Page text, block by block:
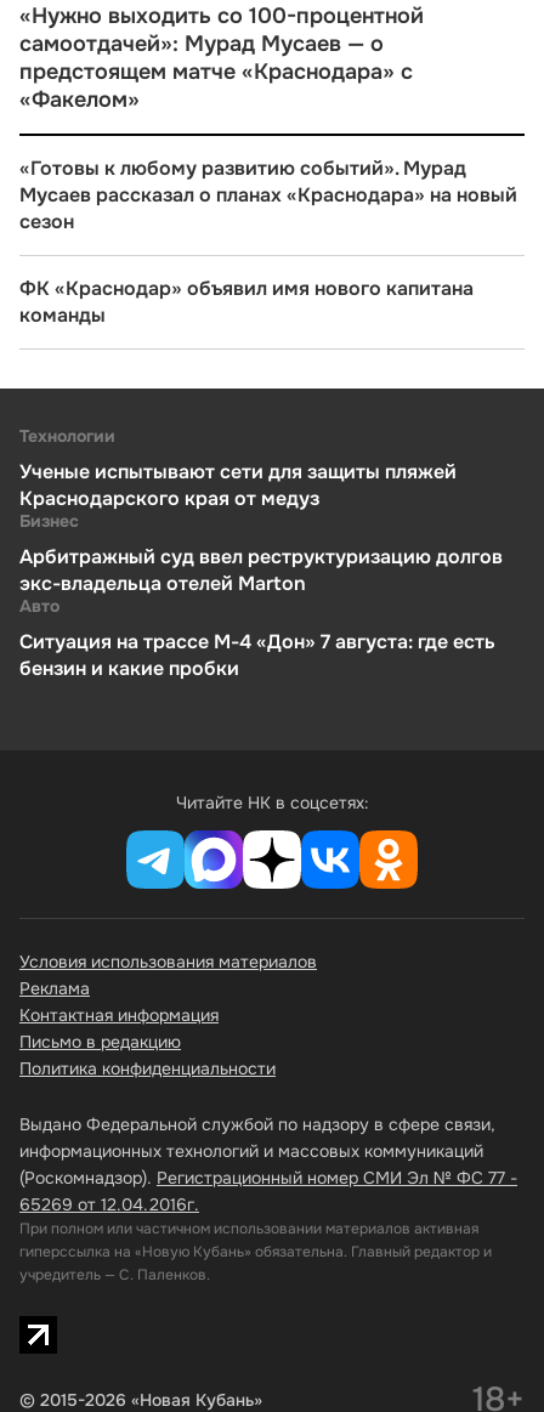
«Нужно выходить со 100-процентной
самоотдачей»: Мурад Мусаев — о
предстоящем матче «Краснодара» с
«Факелом»
«Готовы к любому развитию событий». Мурад
Мусаев рассказал о планах «Краснодара» на новый
сезон
ФК «Краснодар» объявил имя нового капитана
команды
Технологии
Ученые испытывают сети для защиты пляжей
Краснодарского края от медуз
Бизнес
Арбитражный суд ввел реструктуризацию долгов
экс-владельца отелей Marton
Авто
Ситуация на трассе М-4 «Дон» 7 августа: где есть
бензин и какие пробки
Читайте НК в соцсетях:
Выдано Федеральной службой по надзору в сфере связи,
информационных технологий и массовых коммуникаций
(Роскомнадзор). Регистрационный номер СМИ Эл № ФС 77 -
65269 от 12.04.2016г.
При полном или частичном использовании материалов активная
гиперссылка на «Новую Кубань» обязательна. Главный редактор и
учредитель — С. Паленков.
Условия использования материалов
Реклама
Контактная информация
Письмо в редакцию
Политика конфиденциальности
© 2015-2026 «Новая Кубань» 18+